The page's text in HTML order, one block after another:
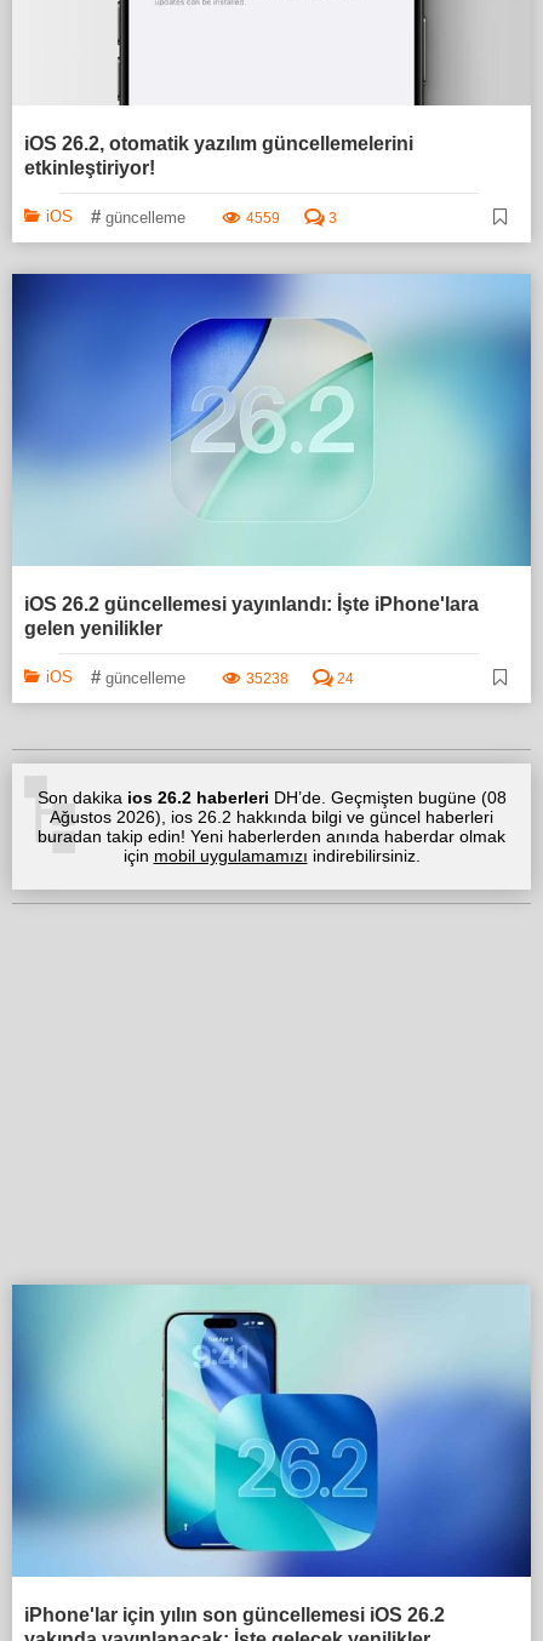
iOS 26.2, otomatik yazılım güncellemelerini
etkinleştiriyor!
iOS # güncelleme 4559 3
iOS 26.2 güncellemesi yayınlandı: İşte iPhone'lara
gelen yenilikler
iOS # güncelleme 35238 24
Son dakika ios 26.2 haberleri DH’de. Geçmişten bugüne (08
Ağustos 2026), ios 26.2 hakkında bilgi ve güncel haberleri
buradan takip edin! Yeni haberlerden anında haberdar olmak
için mobil uygulamamızı indirebilirsiniz.
iPhone'lar için yılın son güncellemesi iOS 26.2